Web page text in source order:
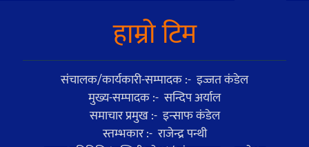
हाम्राे टिम
संचालक/कार्यकारी-सम्पादक :- इज्जत कंडेल
मुख्य-सम्पादक :- सन्दिप अर्याल
समाचार प्रमुख :- इन्साफ कंडेल
स्तम्भकार :- राजेन्द्र पन्थी